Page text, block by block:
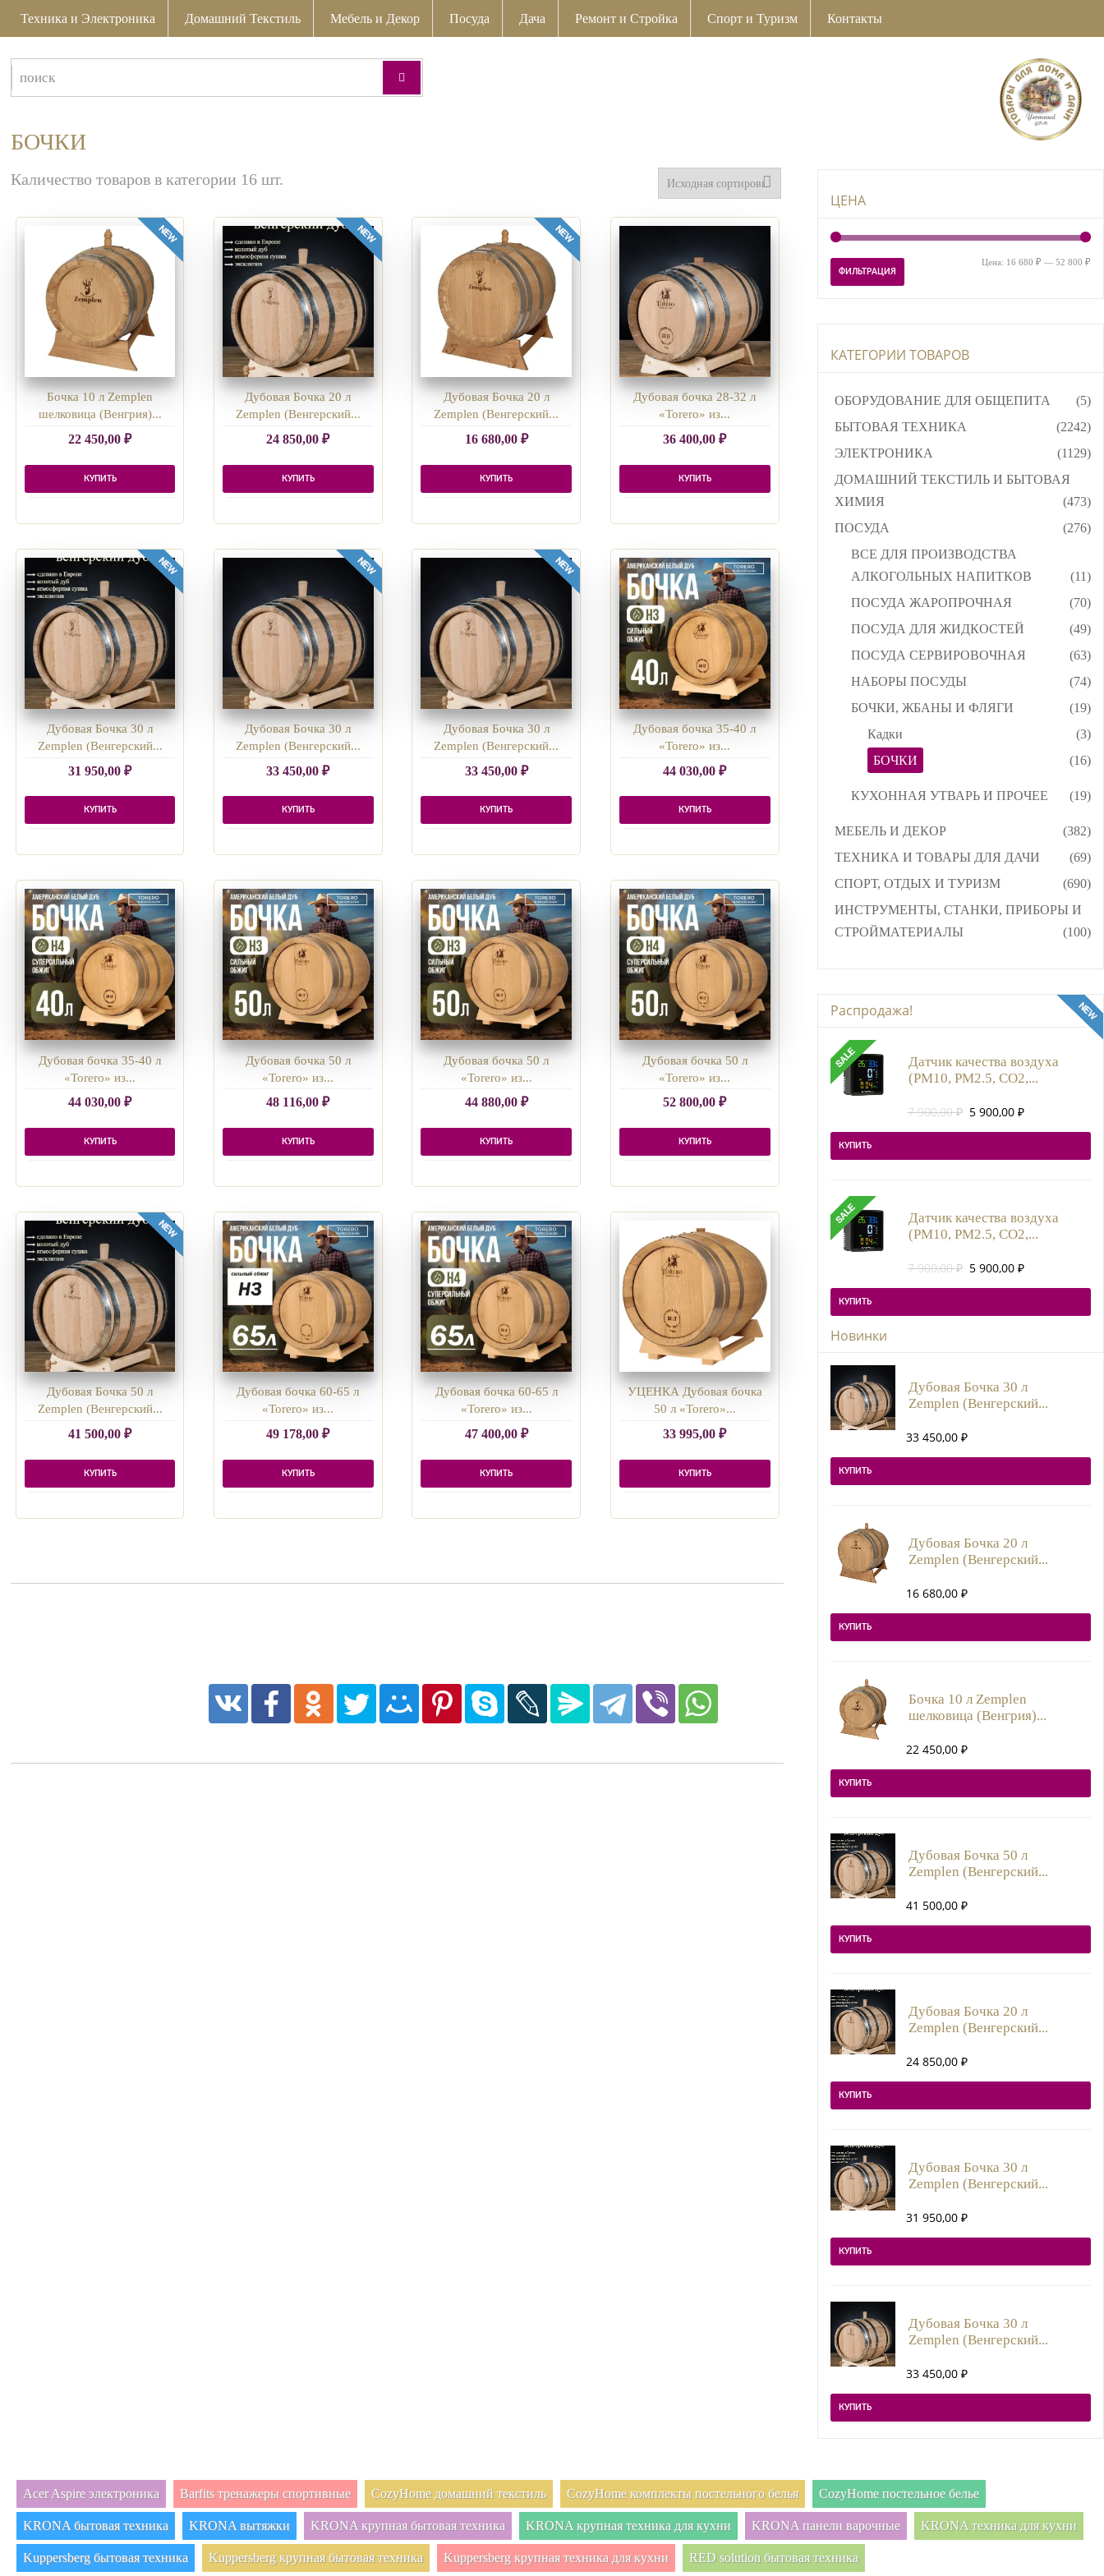
Техника и Электроника Домашний Текстиль Мебель и Декор Посуда Дача Ремонт и Стройка Спорт и Туризм Контакты
БОЧКИ
Каличество товаров в категории 16 шт.
Бочка 10 л Zemplen
шелковица (Венгрия)...
22 450,00₽
КУПИТЬ
Дубовая Бочка 20 л
Zemplen (Венгерский...
24 850,00₽
КУПИТЬ
Дубовая Бочка 20 л
Zemplen (Венгерский...
16 680,00 ₽
КУПИТЬ
Дубовая бочка 28-32 л
«Torero» из...
36 400,00₽
КУПИТЬ
Дубовая Бочка 30 л
Zemplen (Венгерский...
31 950,00₽
КУПИТЬ
Дубовая Бочка 30 л
Zemplen (Венгерский...
33 450,00₽
КУПИТЬ
Дубовая Бочка 30 л
Zemplen (Венгерский...
33 450,00 ₽
КУПИТЬ
Дубовая бочка 35-40 л
«Torero» из...
44 030,00₽
КУПИТЬ
Дубовая бочка 35-40 л
«Torero» из...
44 030,00₽
КУПИТЬ
Дубовая бочка 50 л
«Torero» из...
48 116,00₽
КУПИТЬ
Дубовая бочка 50 л
«Torero» из...
44 880,00 ₽
КУПИТЬ
Дубовая бочка 50 л
«Torero» из...
52 800,00₽
КУПИТЬ
Дубовая Бочка 50 л
Zemplen (Венгерский...
41 500,00₽
КУПИТЬ
Дубовая бочка 60-65 л
«Torero» из...
49 178,00₽
КУПИТЬ
Дубовая бочка 60-65 л
«Torero» из...
47 400,00 ₽
КУПИТЬ
УЦЕНКА Дубовая бочка
50 л «Torero»...
33 995,00₽
КУПИТЬ
ЦЕНА
ФИЛЬТРАЦИЯ
Цена: 16 680 ₽ — 52 800 ₽
КАТЕГОРИИ ТОВАРОВ
ОБОРУДОВАНИЕ ДЛЯ ОБЩЕПИТА
(5)
БЫТОВАЯ ТЕХНИКА
(2242)
ЭЛЕКТРОНИКА
(1129)
ДОМАШНИЙ ТЕКСТИЛЬ И БЫТОВАЯ
ХИМИЯ
(473)
ПОСУДА
(276)
ВСЕ ДЛЯ ПРОИЗВОДСТВА
АЛКОГОЛЬНЫХ НАПИТКОВ
(11)
ПОСУДА ЖАРОПРОЧНАЯ
(70)
ПОСУДА ДЛЯ ЖИДКОСТЕЙ
(49)
ПОСУДА СЕРВИРОВОЧНАЯ
(63)
НАБОРЫ ПОСУДЫ
(74)
БОЧКИ, ЖБАНЫ И ФЛЯГИ
(19)
Кадки
(3)
БОЧКИ
(16)
КУХОННАЯ УТВАРЬ И ПРОЧЕЕ (19)
МЕБЕЛЬ И ДЕКОР
(382)
ТЕХНИКА И ТОВАРЫ ДЛЯ ДАЧИ
(69)
СПОРТ, ОТДЫХ И ТУРИЗМ
(690)
ИНСТРУМЕНТЫ, СТАНКИ, ПРИБОРЫ И
СТРОЙМАТЕРИАЛЫ
(100)
Распродажа!
Датчик качества воздуха
(PM10, PM2.5, CO2,...
7 900,00₽ Первоначальная
7
5 900,00 ₽
900,00 ₽.
КУПИТЬ
Датчик качества воздуха
(PM10, PM2.5, CO2,...
7 900,00₽ Первоначальная
7
5 900,00 ₽
900,00 ₽.
КУПИТЬ
Новинки
Дубовая Бочка 30 л
Zemplen (Венгерский...
33 450,00 ₽
КУПИТЬ
Дубовая Бочка 20 л
Zemplen (Венгерский...
16 680,00 ₽
КУПИТЬ
Бочка 10 л Zemplen
шелковица (Венгрия)...
22 450,00 ₽
КУПИТЬ
Дубовая Бочка 50 л
Zemplen (Венгерский...
41 500,00 ₽
КУПИТЬ
Дубовая Бочка 20 л
Zemplen (Венгерский...
24 850,00 ₽
КУПИТЬ
Дубовая Бочка 30 л
Zemplen (Венгерский...
31 950,00 ₽
КУПИТЬ
Дубовая Бочка 30 л
Zemplen (Венгерский...
33 450,00 ₽
КУПИТЬ
Acer Aspire электроника Barfits тренажеры спортивные CozyHome домашний текстиль CozyHome комплекты постельного белья CozyHome постельное белье
KRONA бытовая техника KRONA вытяжки KRONA крупная бытовая техника KRONA крупная техника для кухни KRONA панели варочные KRONA техника для кухни
Kuppersberg бытовая техника Kuppersberg крупная бытовая техника Kuppersberg крупная техника для кухни RED solution бытовая техника